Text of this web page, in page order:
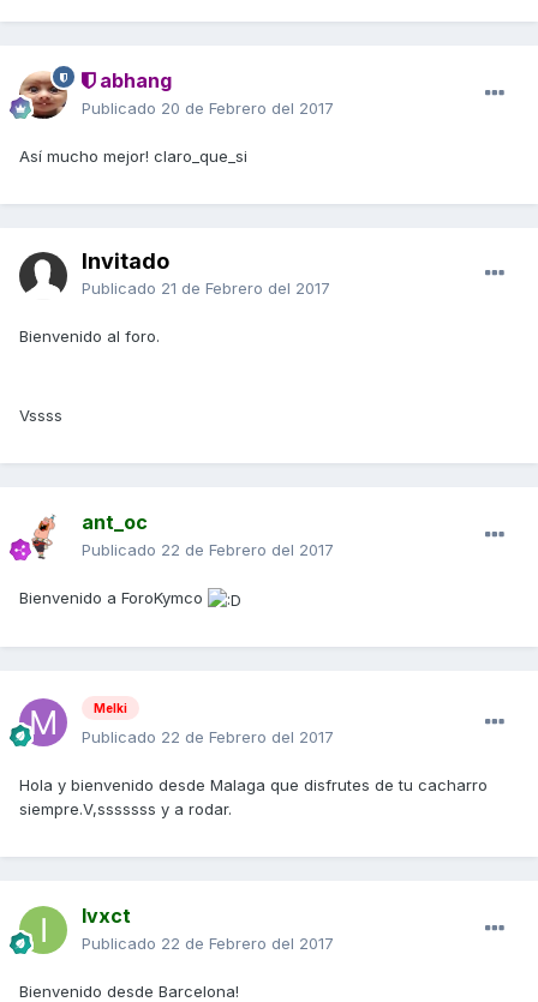
abhang
Publicado 20 de Febrero del 2017
Así mucho mejor! claro_que_si
Invitado
Publicado 21 de Febrero del 2017
Bienvenido al foro.
Vssss
ant_oc
Publicado 22 de Febrero del 2017
Bienvenido a ForoKymco
Melki
Publicado 22 de Febrero del 2017
Hola y bienvenido desde Malaga que disfrutes de tu cacharro
siempre.V,sssssss y a rodar.
Ivxct
Publicado 22 de Febrero del 2017
Bienvenido desde Barcelona!